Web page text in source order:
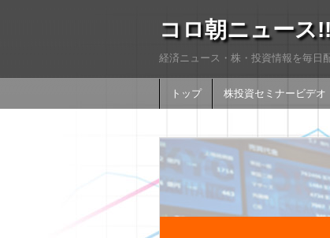
コロ朝ニュース
経済ニュース・株・投資情報を毎日
トップ 株投資セミナービデオ